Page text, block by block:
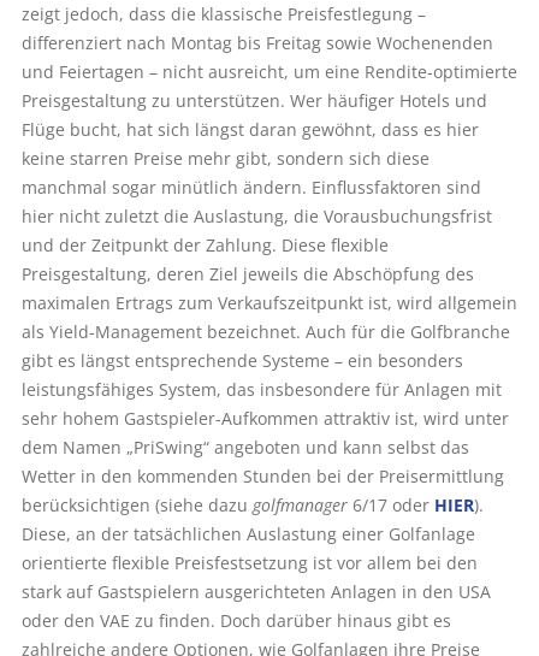
zeigt jedoch, dass die klassische Preisfestlegung –
differenziert nach Montag bis Freitag sowie Wochenenden
und Feiertagen – nicht ausreicht, um eine Rendite-optimierte
Preisgestaltung zu unterstützen. Wer häufiger Hotels und
Flüge bucht, hat sich längst daran gewöhnt, dass es hier
keine starren Preise mehr gibt, sondern sich diese
manchmal sogar minütlich ändern. Einflussfaktoren sind
hier nicht zuletzt die Auslastung, die Vorausbuchungsfrist
und der Zeitpunkt der Zahlung. Diese flexible
Preisgestaltung, deren Ziel jeweils die Abschöpfung des
maximalen Ertrags zum Verkaufszeitpunkt ist, wird allgemein
als Yield-Management bezeichnet. Auch für die Golfbranche
gibt es längst entsprechende Systeme – ein besonders
leistungsfähiges System, das insbesondere für Anlagen mit
sehr hohem Gastspieler-Aufkommen attraktiv ist, wird unter
dem Namen „Pri­Swing“ angeboten und kann selbst das
Wetter in den kommenden Stunden bei der Preisermittlung
berücksichtigen (siehe dazu golfmanager6/17 oder HIER).
Diese, an der tatsächlichen Auslastung einer Golf­anlage
orientierte flexible Preisfestsetzung ist vor allem bei den
stark auf Gastspielern ausgerichteten Anlagen in den USA
oder den VAE zu finden. Doch darüber hinaus gibt es
zahlreiche andere Optionen, wie Golfanlagen ihre Preise